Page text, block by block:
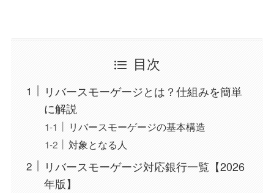
目次
リバースモーゲージとは？仕組みを簡単
に解説
リバースモーゲージの基本構造
対象となる人
リバースモーゲージ対応銀行一覧【2026
年版】